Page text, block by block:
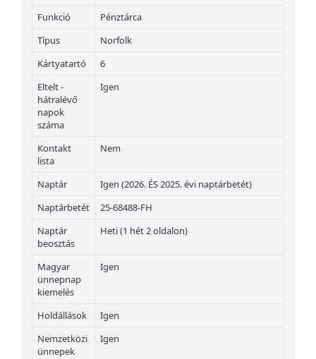
Funkció
Pénztárca
Típus
Norfolk
Kártyatartó
6
Eltelt -
hátralévő
napok
száma
Igen
Kontakt
lista
Nem
Naptár
Igen (2026. ÉS 2025. évi naptárbetét)
Naptárbetét
25-68488-FH
Naptár
beosztás
Heti (1 hét 2 oldalon)
Magyar
ünnepnap
kiemelés
Igen
Holdállások
Igen
Nemzetközi
ünnepek
Igen